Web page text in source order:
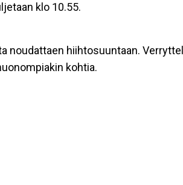
klo 10.55.
hiihtosuuntaan.
kohtia.